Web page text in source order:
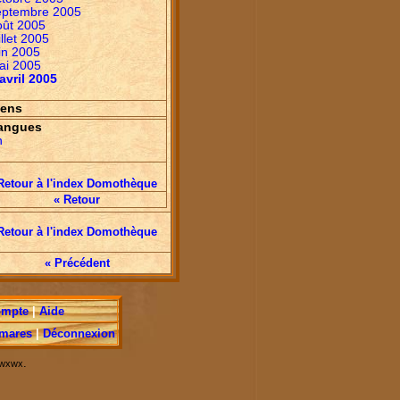
2005
2005
2005
2005
2005
avril 2005
à l'index Domothèque
« Retour
à l'index Domothèque
« Précédent
|Aide
|Déconnexion
.